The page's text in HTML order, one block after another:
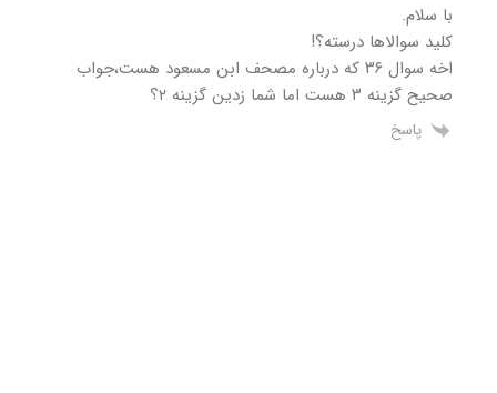
با سلام.
کلید سوالاها درسته؟!
اخه سوال ۳۶ که درباره مصحف ابن مسعود هست،جواب
صحیح گزینه ۳ هست اما شما زدین گزینه ۲؟
پاسخ